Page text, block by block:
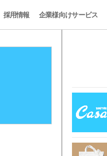
採用情報 企業様向けサービス